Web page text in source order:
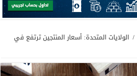
/ الولايات المتحدة: أسعار المنتجين ترتفع في